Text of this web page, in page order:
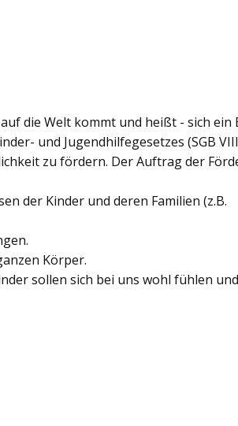
die Welt kommt und heißt - sich ein
und Jugendhilfegesetzes (SGB
zu fördern. Der Auftrag der
der Kinder und deren Familien (z.B.
Körper.
sollen sich bei uns wohl fühlen